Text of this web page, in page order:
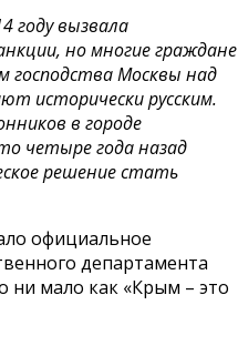
году вызвала
но многие граждане
господства Москвы над
исторически русским.
в городе
четыре года назад
решение стать
официальное
департамента
ни мало как «Крым – это